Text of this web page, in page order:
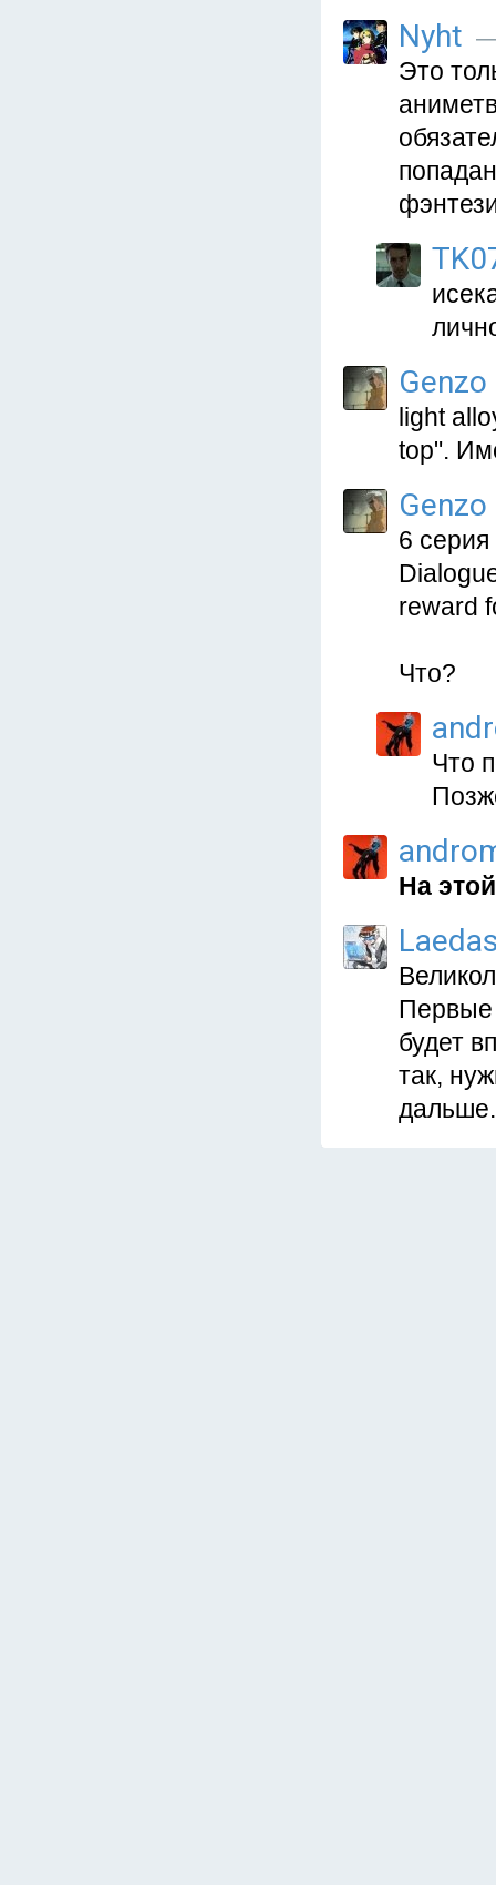
Nyht —
Это
Genzo
light
top".
Genzo
6 серия
reward
Что?
Что
На
Первые
будет
так,
дальше.